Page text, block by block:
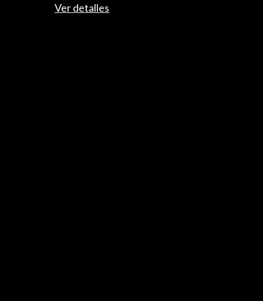
Ver detalles